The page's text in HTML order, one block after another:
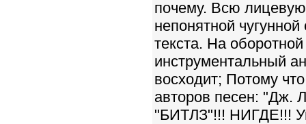
почему. Всю лицевую
непонятной
текста. На
инструментальный
восходит; Потому
авторов песен:
"БИТЛЗ"!!! НИГДЕ!!!